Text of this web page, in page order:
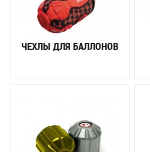
ЧЕХЛЫ ДЛЯ БАЛЛОНОВ